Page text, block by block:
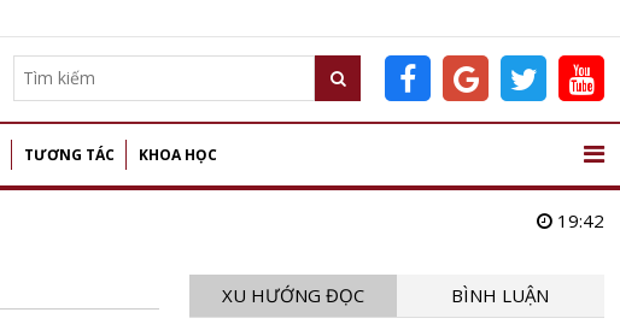
TƯƠNG TÁC KHOA HỌC
19:42
XU HƯỚNG ĐỌC BÌNH LUẬN